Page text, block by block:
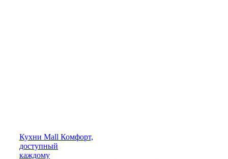
Кухни Mall Комфорт,
доступный
каждому